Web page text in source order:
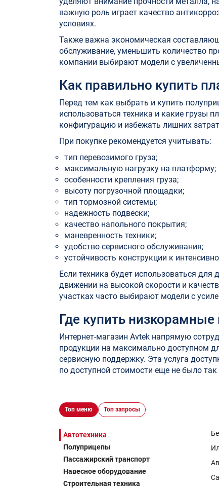
важную роль играет качество
условиях.
Также важна экономическая
обслуживание, уменьшить количество
компании выбирают модели с
Как правильно купить
Перед тем как выбрать и купить
использоваться техника и какие грузы
конфигурацию и избежать лишних
При покупке рекомендуется учитывать:
тип перевозимого груза;
максимальную нагрузку на платформу;
особенности крепления груза;
высоту погрузочной площадки;
тип тормозной системы;
надежность подвески;
качество напольного покрытия;
маневренность техники;
удобство сервисного обслуживания;
устойчивость конструкции к
Если техника будет использоваться
движении на высокой скорости и
участках часто выбирают модели с
Где купить
Интернет-магазин Avtek напрямую
продукции на максимально доступном
сервисную поддержку. Эта услуга
по доступной стоимости еще не было так
Топ меню Топ запросы
Автотехника
Полуприцепы
Пассажирский транспорт
Навесное оборудование
Строительная техника